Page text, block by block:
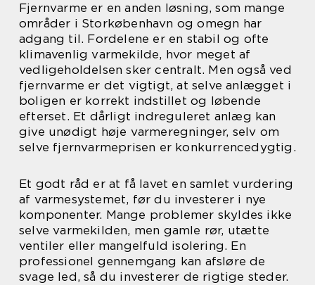
Fjernvarme er en anden løsning, som mange
områder i Storkøbenhavn og omegn har
adgang til. Fordelene er en stabil og ofte
klimavenlig varmekilde, hvor meget af
vedligeholdelsen sker centralt. Men også ved
fjernvarme er det vigtigt, at selve anlægget i
boligen er korrekt indstillet og løbende
efterset. Et dårligt indreguleret anlæg kan
give unødigt høje varmeregninger, selv om
selve fjernvarmeprisen er konkurrencedygtig.
Et godt råd er at få lavet en samlet vurdering
af varmesystemet, før du investerer i nye
komponenter. Mange problemer skyldes ikke
selve varmekilden, men gamle rør, utætte
ventiler eller mangelfuld isolering. En
professionel gennemgang kan afsløre de
svage led, så du investerer de rigtige steder.